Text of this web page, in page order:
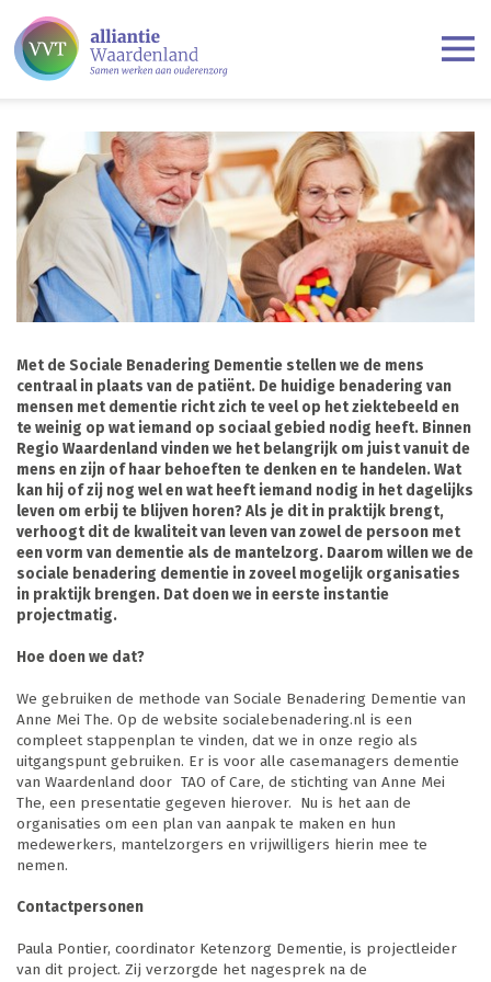
Met de Sociale Benadering Dementie stellen we de mens
centraal in plaats van de patiënt. De huidige benadering van
mensen met dementie richt zich te veel op het ziektebeeld en
te weinig op wat iemand op sociaal gebied nodig heeft. Binnen
Regio Waardenland vinden we het belangrijk om juist vanuit de
mens en zijn of haar behoeften te denken en te handelen. Wat
kan hij of zij nog wel en wat heeft iemand nodig in het dagelijks
leven om erbij te blijven horen? Als je dit in praktijk brengt,
verhoogt dit de kwaliteit van leven van zowel de persoon met
een vorm van dementie als de mantelzorg. Daarom willen we de
sociale benadering dementie in zoveel mogelijk organisaties
in praktijk brengen. Dat doen we in eerste instantie
projectmatig.
Hoe doen we dat?
We gebruiken de methode van Sociale Benadering Dementie van
Anne Mei The. Op de website socialebenadering.nl is een
compleet stappenplan te vinden, dat we in onze regio als
uitgangspunt gebruiken. Er is voor alle casemanagers dementie
van Waardenland door TAO of Care, de stichting van Anne Mei
The, een presentatie gegeven hierover. Nu is het aan de
organisaties om een plan van aanpak te maken en hun
medewerkers, mantelzorgers en vrijwilligers hierin mee te
nemen.
Contactpersonen
Paula Pontier, coordinator Ketenzorg Dementie, is projectleider
van dit project. Zij verzorgde het nagesprek na de